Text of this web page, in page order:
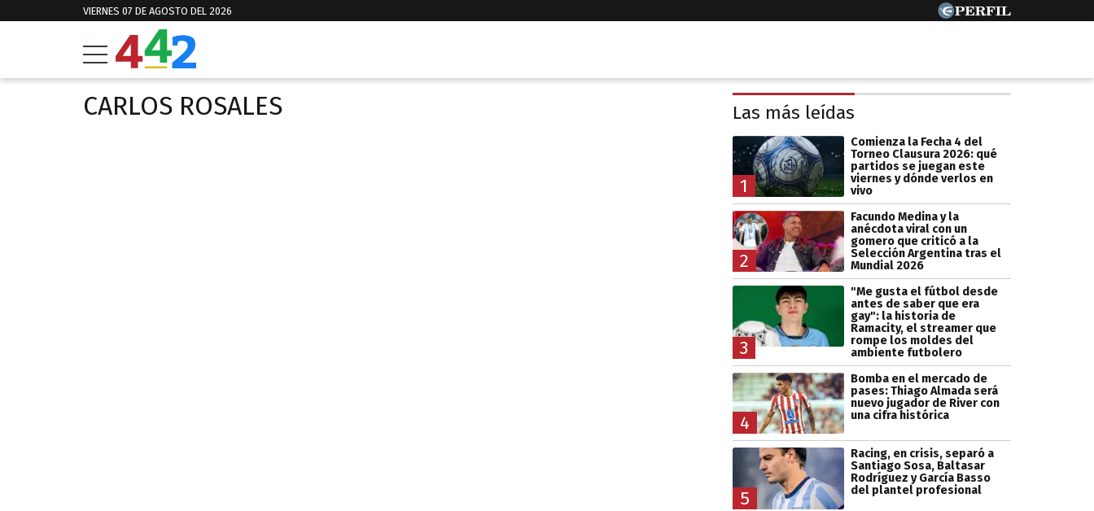
VIERNES 07 DE AGOSTO DEL 2026
CARLOS ROSALES Las más leídas
1
Comienza la Fecha 4 del
Torneo Clausura 2026: qué
partidos se juegan este
viernes y dónde verlos en
vivo
2
Facundo Medina y la
anécdota viral con un
gomero que criticó a la
Selección Argentina tras el
Mundial 2026
3
"Me gusta el fútbol desde
antes de saber que era
gay": la historia de
Ramacity, el streamer que
rompe los moldes del
ambiente futbolero
4
Bomba en el mercado de
pases: Thiago Almada será
nuevo jugador de River con
una cifra histórica
5
Racing, en crisis, separó a
Santiago Sosa, Baltasar
Rodríguez y García Basso
del plantel profesional